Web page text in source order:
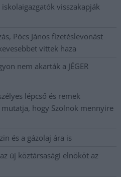
visszakapják
Pócs János fizetéslevonást
vittek haza
nem akarták a JÉGER
lépcső és remek
hogy Szolnok mennyire
és a gázolaj ára is
új köztársasági elnököt az